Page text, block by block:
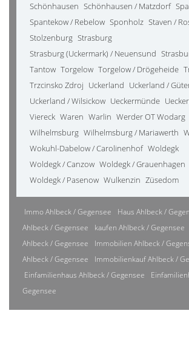
Schönhausen Schönhausen / Matzdorf
Spantekow / Rebelow Sponholz Staven /
Stolzenburg Strasburg
Strasburg (Uckermark) / Neuensund
Tantow Torgelow Torgelow / Drögeheide
Trzcinsko Zdroj Uckerland Uckerland /
Uckerland / Wilsickow Ueckermünde
Viereck Waren Warlin Werder OT Wodarg
Wilhelmsburg Wilhelmsburg / Mariawerth
Wokuhl-Dabelow / Carolinenhof Woldegk
Woldegk / Canzow Woldegk / Grauenhagen
Woldegk / Pasenow Wulkenzin Züsedom
Immo Ahlbeck / Gegensee Haus Ahlbeck /
Ahlbeck / Gegensee
kaufen Ahlbeck / Gegensee
Ahlbeck / Gegensee
Immobilien Ahlbeck /
Ahlbeck / Gegensee
Immobilienkauf Ahlbeck /
Einfamilienhaus Ahlbeck / Gegensee
Gegensee